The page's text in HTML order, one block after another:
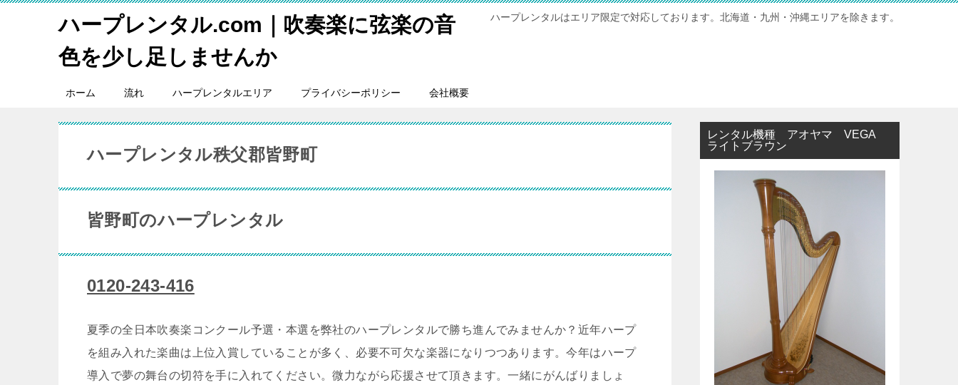
ハープレンタル.com｜吹奏楽に弦楽の音
色を少し足しませんか
ハープレンタルはエリア限定で対応しております。北海道・九州・沖縄エリアを除きます。
ホーム 流れ ハープレンタルエリア プライバシーポリシー 会社概要
ハープレンタル秩父郡皆野町
皆野町のハープレンタル
0120-243-416
夏季の全日本吹奏楽コンクール予選・本選を弊社のハープレンタルで勝ち進んでみませんか？近年ハープ
を組み入れた楽曲は上位入賞していることが多く、必要不可欠な楽器になりつつあります。今年はハープ
導入で夢の舞台の切符を手に入れてください。微力ながら応援させて頂きます。一緒にがんばりましょ
レンタル機種 アオヤマ VEGA
ライトブラウン